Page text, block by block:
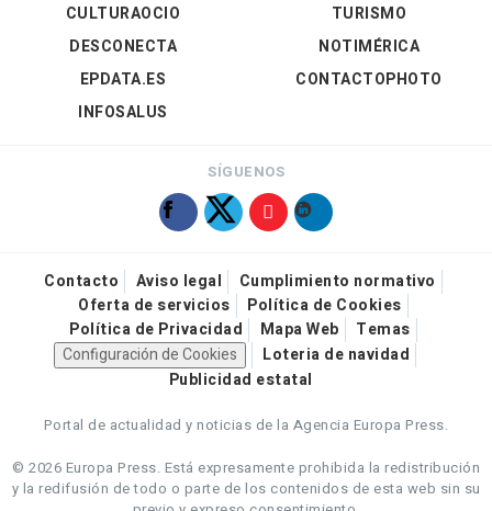
CULTURAOCIO
DESCONECTA
EPDATA.ES
INFOSALUS
TURISMO
NOTIMÉRICA
CONTACTOPHOTO
SÍGUENOS
Contacto Aviso legal
Cumplimiento normativo
Oferta de servicios
Política de Cookies
Política de Privacidad
Mapa Web
Temas
Configuración de Cookies
Loteria de navidad
Publicidad estatal
Portal de actualidad y noticias de la Agencia Europa Press.
© 2026 Europa Press. Está expresamente prohibida la redistribución
y la redifusión de todo o parte de los contenidos de esta web sin su